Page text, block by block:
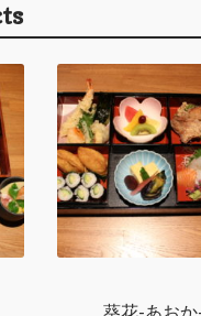
葵花-あおか